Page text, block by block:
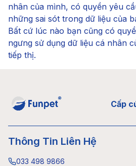
nhân của mình, có quyền yêu
những sai sót trong dữ liệu của
Bất cứ lúc nào bạn cũng có
ngưng sử dụng dữ liệu cá nhân
tiếp thị.
Cấp
Thông Tin Liên Hệ
033 498 9866